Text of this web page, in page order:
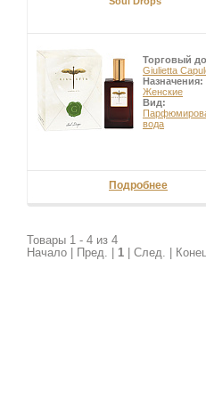
Торговый
Giulietta
Назначения:
Женские
Вид:
вода
Подробнее
Товары 1 - 4 из 4
Начало | Пред. | 1 | След. |